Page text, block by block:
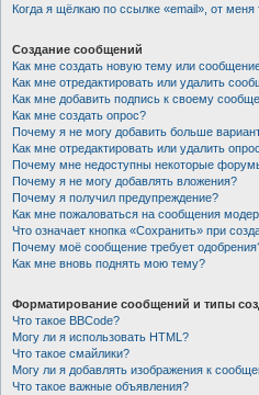
Когда я щёлкаю по ссылке «email», от
Создание сообщений
Как мне создать новую тему или
Как мне отредактировать или удалить
Как мне добавить подпись к своему
Как мне создать опрос?
Почему я не могу добавить больше
Как мне отредактировать или удалить
Почему мне недоступны некоторые
Почему я не могу добавлять вложения?
Почему я получил предупреждение?
Как мне пожаловаться на сообщения
Что означает кнопка «Сохранить» при
Почему моё сообщение требует
Как мне вновь поднять мою тему?
Форматирование сообщений и типы
Что такое BBCode?
Могу ли я использовать HTML?
Что такое смайлики?
Могу ли я добавлять изображения к
Что такое важные объявления?